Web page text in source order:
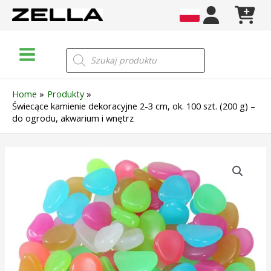
Skip
Menu
Wyszukiwarka
produktów
Home
Produkty
Świecące kamienie dekoracyjne 2-3 cm, ok. 100 szt. (200 g) –
do ogrodu, akwarium i wnętrz
kamienie
dekoracyjne
cm,
ok.